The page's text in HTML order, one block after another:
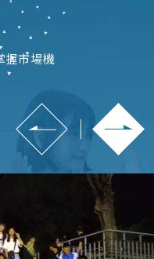
握市場機